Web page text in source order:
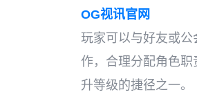
OG视讯官网
玩家可以与好友或
作，合理分配角色
升等级的捷径之一。